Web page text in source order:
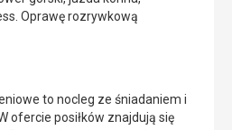
Oprawę rozrywkową
to nocleg ze śniadaniem i
ofercie posiłków znajdują się